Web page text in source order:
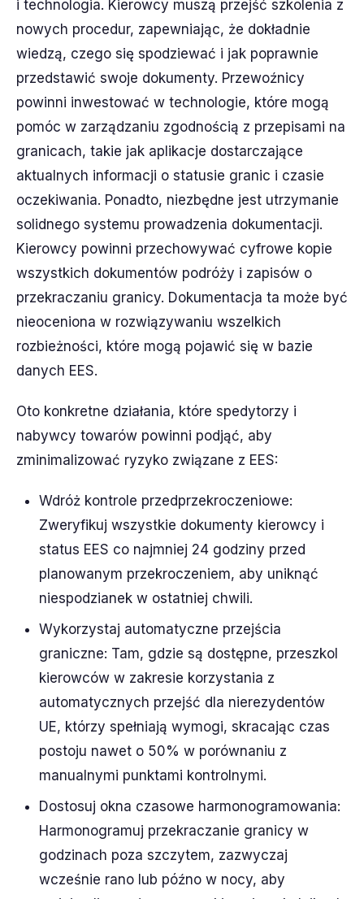
i technologia. Kierowcy muszą przejść szkolenia z
nowych procedur, zapewniając, że dokładnie
wiedzą, czego się spodziewać i jak poprawnie
przedstawić swoje dokumenty. Przewoźnicy
powinni inwestować w technologie, które mogą
pomóc w zarządzaniu zgodnością z przepisami na
granicach, takie jak aplikacje dostarczające
aktualnych informacji o statusie granic i czasie
oczekiwania. Ponadto, niezbędne jest utrzymanie
solidnego systemu prowadzenia dokumentacji.
Kierowcy powinni przechowywać cyfrowe kopie
wszystkich dokumentów podróży i zapisów o
przekraczaniu granicy. Dokumentacja ta może być
nieoceniona w rozwiązywaniu wszelkich
rozbieżności, które mogą pojawić się w bazie
danych EES.
Oto konkretne działania, które spedytorzy i
nabywcy towarów powinni podjąć, aby
zminimalizować ryzyko związane z EES:
Wdróż kontrole przedprzekroczeniowe:
Zweryfikuj wszystkie dokumenty kierowcy i
status EES co najmniej 24 godziny przed
planowanym przekroczeniem, aby uniknąć
niespodzianek w ostatniej chwili.
Wykorzystaj automatyczne przejścia
graniczne: Tam, gdzie są dostępne, przeszkol
kierowców w zakresie korzystania z
automatycznych przejść dla nierezydentów
UE, którzy spełniają wymogi, skracając czas
postoju nawet o 50% w porównaniu z
manualnymi punktami kontrolnymi.
Dostosuj okna czasowe harmonogramowania:
Harmonogramuj przekraczanie granicy w
godzinach poza szczytem, zazwyczaj
wcześnie rano lub późno w nocy, aby